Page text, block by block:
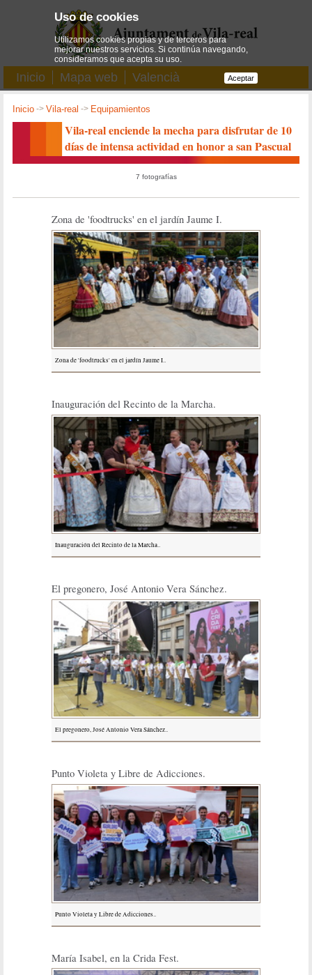
Inicio Mapa web Valencià
Inicio ->Vila-real -> Equipamientos
Vila-real enciende la mecha para disfrutar de 10
días de intensa actividad en honor a san Pascual
7 fotografías
Zona de 'foodtrucks' en el jardín Jaume I.
Zona de 'foodtrucks' en el jardín Jaume I..
Inauguración del Recinto de la Marcha.
Inauguración del Recinto de la Marcha..
El pregonero, José Antonio Vera Sánchez.
El pregonero, José Antonio Vera Sánchez..
Punto Violeta y Libre de Adicciones.
Punto Violeta y Libre de Adicciones..
María Isabel, en la Crida Fest.
Uso de cookies
Utilizamos cookies propias y de terceros para
mejorar nuestros servicios. Si continúa navegando,
consideramos que acepta su uso.
Aceptar